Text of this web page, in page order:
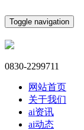
Toggle navigation
0830-2299711
网站首页
关于我们
ai资讯
ai动态